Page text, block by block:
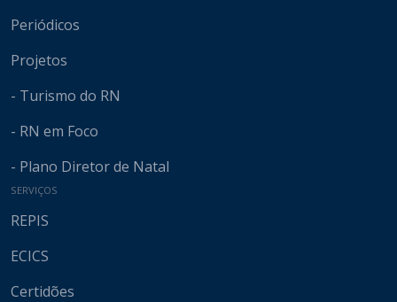
Periódicos
Projetos
- Turismo do RN
- RN em Foco
- Plano Diretor de Natal
SERVIÇOS
REPIS
ECICS
Certidões